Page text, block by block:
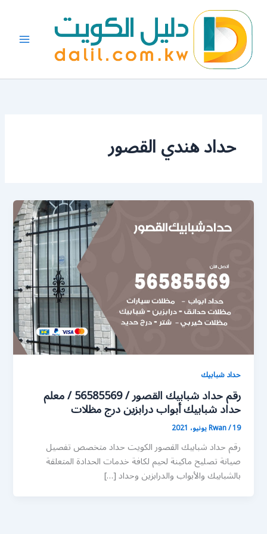
المحتوى
حداد هندي القصور
حداد شبابيك
رقم حداد شبابيك القصور / 56585569 / معلم
حداد شبابيك أبواب درابزين درج مظلات
Rwan/19 يونيو، 2021
رقم حداد شبابيك القصور الكويت حداد متخصص تفصيل
صيانة تصليح ماكينة لحيم لكافة خدمات الحدادة المتعلقة
بالشبابيك والأبواب والدرابزين وحداد […]